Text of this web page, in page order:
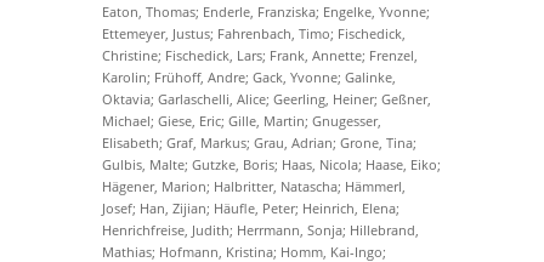
Eaton, Thomas; Enderle, Franziska; Engelke, Yvonne;
Ettemeyer, Justus; Fahrenbach, Timo; Fischedick,
Christine; Fischedick, Lars; Frank, Annette; Frenzel,
Karolin; Frühoff, Andre; Gack, Yvonne; Galinke,
Oktavia; Garlaschelli, Alice; Geerling, Heiner; Geßner,
Michael; Giese, Eric; Gille, Martin; Gnugesser,
Elisabeth; Graf, Markus; Grau, Adrian; Grone, Tina;
Gulbis, Malte; Gutzke, Boris; Haas, Nicola; Haase, Eiko;
Hägener, Marion; Halbritter, Natascha; Hämmerl,
Josef; Han, Zijian; Häufle, Peter; Heinrich, Elena;
Henrichfreise, Judith; Herrmann, Sonja; Hillebrand,
Mathias; Hofmann, Kristina; Homm, Kai-Ingo;